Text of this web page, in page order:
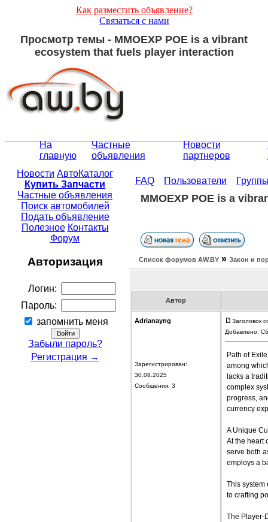
Как разместить объявление?
Связаться с нами
Просмотр темы - MMOEXP POE is a vibrant
ecosystem that fuels player interaction
На
главную
Частные
объявления
Новости
партнеров
Новости АвтоКаталог
Купить Запчасти
Частные объявления
Поиск автомобилей
Подать объявление
Полезное Контакты
Форум
Авторизация
Логин:
Пароль:
запомнить меня
Забыли пароль?
Регистрация →
FAQ Пользователи
MMOEXP POE is a
Список форумов АW.BY » Закон и
Автор
Adrianayng
Зарегистрирован:
30.08.2025
Сообщения: 3
Заголовок
Добавлено:
Path of
among
lacks a
complex
progress,
currency
A Unique
At the heart
serve both
employs a
This system
to crafting
The Player-